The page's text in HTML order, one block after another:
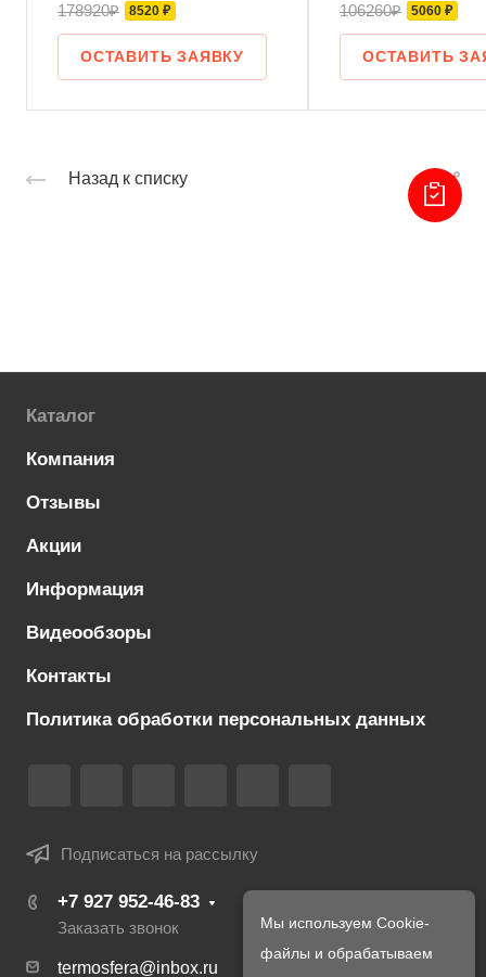
178920₽ 8520 ₽
ОСТАВИТЬ ЗАЯВКУ
106260₽ 5060 ₽
ОСТАВИТЬ
Назад к списку
Каталог
Компания
Отзывы
Акции
Информация
Видеообзоры
Контакты
Политика обработки персональных данных
Подписаться на рассылку
+7 927 952-46-83
Заказать звонок
termosfera@inbox.ru
Мы используем Cookie-
файлы и обрабатываем